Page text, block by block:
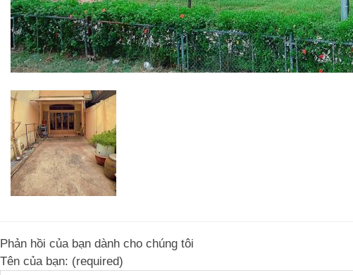
Phản hồi của bạn dành cho chúng tôi
Tên của bạn: (required)